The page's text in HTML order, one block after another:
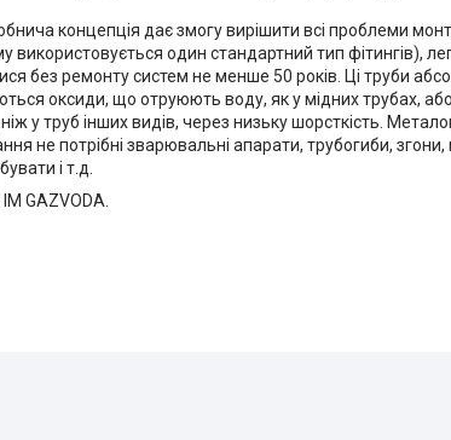
концепція дає змогу вирішити всі проблеми
використовується один стандартний тип фітингів),
без ремонту систем не менше 50 років. Ці труби
оксиди, що отруюють воду, як у мідних трубах, або
у труб інших видів, через низьку шорсткість.
не потрібні зварювальні апарати, трубогиби,
і т.д.
GAZVODA.